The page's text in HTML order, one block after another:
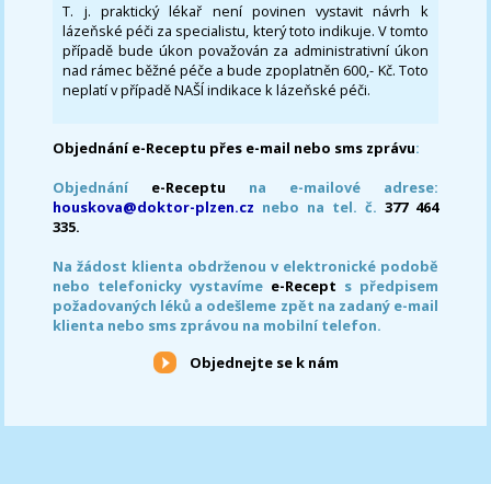
T. j. praktický lékař není povinen vystavit návrh k
lázeňské péči za specialistu, který toto indikuje. V tomto
případě bude úkon považován za administrativní úkon
nad rámec běžné péče a bude zpoplatněn 600,- Kč. Toto
neplatí v případě NAŠÍ indikace k lázeňské péči.
Objednání e-Receptu přes e-mail nebo sms zprávu:
Objednání e-Receptu na e-mailové adrese:
houskova@doktor-plzen.cz nebo na tel. č. 377 464
335.
Na žádost klienta obdrženou v elektronické podobě
nebo telefonicky vystavíme e-Recept s předpisem
požadovaných léků a odešleme zpět na zadaný e-mail
klienta nebo sms zprávou na mobilní telefon.
Objednejte se k nám